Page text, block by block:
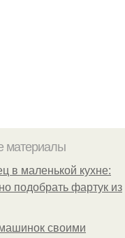
материалы
в маленькой кухне:
подобрать фартук из
своими